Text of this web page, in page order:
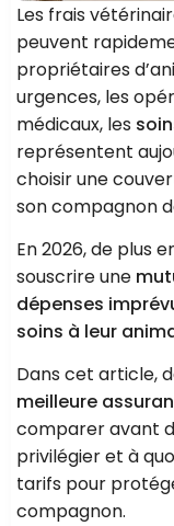
Les frais
peuvent
propriétaires
urgences, les
médicaux, les
représentent
choisir une
son compagnon
En 2026, de plus
souscrire une
dépenses
soins à leur
Dans cet article,
meilleure
comparer avant
privilégier et à
tarifs pour
compagnon.